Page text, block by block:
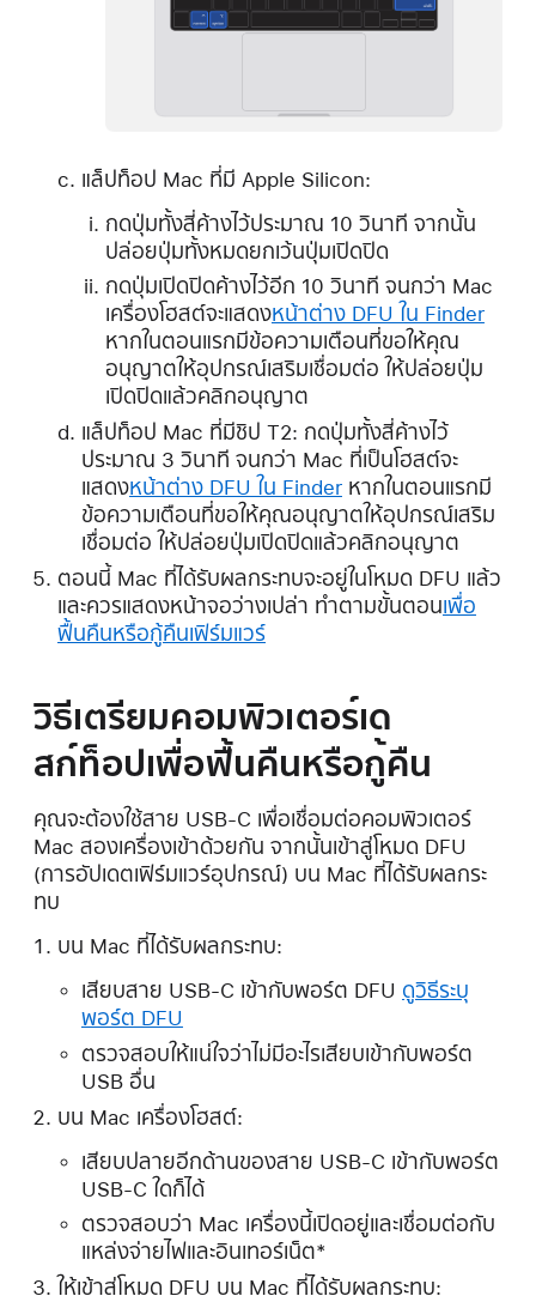
แล็ปท็อป Mac ที่มี Apple Silicon:
กดปุ่มทั้งสี่ค้างไว้ประมาณ 10 วินาที จากนั้น
ปล่อยปุ่มทั้งหมดยกเว้นปุ่มเปิดปิด
กดปุ่มเปิดปิดค้างไว้อีก 10 วินาที จนกว่า Mac
เครื่องโฮสต์จะแสดงหน้าต่าง DFU ใน Finder
หากในตอนแรกมีข้อความเตือนที่ขอให้คุณ
อนุญาตให้อุปกรณ์เสริมเชื่อมต่อ ให้ปล่อยปุ่ม
เปิดปิดแล้วคลิกอนุญาต
แล็ปท็อป Mac ที่มีชิป T2: กดปุ่มทั้งสี่ค้างไว้
ประมาณ 3 วินาที จนกว่า Mac ที่เป็นโฮสต์จะ
แสดงหน้าต่าง DFU ใน Finderหากในตอนแรกมี
ข้อความเตือนที่ขอให้คุณอนุญาตให้อุปกรณ์เสริม
เชื่อมต่อ ให้ปล่อยปุ่มเปิดปิดแล้วคลิกอนุญาต
ตอนนี้ Mac ที่ได้รับผลกระทบจะอยู่ในโหมด DFU แล้ว
และควรแสดงหน้าจอว่างเปล่า ทำตามขั้นตอนเพื่อ
ฟื้นคืนหรือกู้คืนเฟิร์มแวร์
วิธีเตรียมคอมพิวเตอร์เด
สก์ท็อปเพื่อฟื้นคืนหรือกู้คืน
คุณจะต้องใช้สาย USB-C เพื่อเชื่อมต่อคอมพิวเตอร์
Mac สองเครื่องเข้าด้วยกัน จากนั้นเข้าสู่โหมด DFU
(การอัปเดตเฟิร์มแวร์อุปกรณ์) บน Mac ที่ได้รับผลกระ
ทบ
บน Mac ที่ได้รับผลกระทบ:
เสียบสาย USB-C เข้ากับพอร์ต DFU ดูวิธีระบุ
พอร์ต DFU
ตรวจสอบให้แน่ใจว่าไม่มีอะไรเสียบเข้ากับพอร์ต
USB อื่น
บน Mac เครื่องโฮสต์:
เสียบปลายอีกด้านของสาย USB-C เข้ากับพอร์ต
USB-C ใดก็ได้
ตรวจสอบว่า Mac เครื่องนี้เปิดอยู่และเชื่อมต่อกับ
แหล่งจ่ายไฟและอินเทอร์เน็ต*
ให้เข้าสู่โหมด DFU บน Mac ที่ได้รับผลกระทบ: